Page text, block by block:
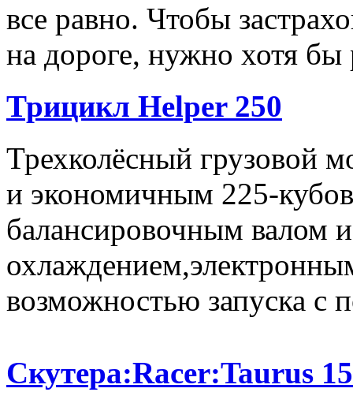
все равно. Чтобы
на дороге, нужно хотя бы
Трицикл Helper 250
Трехколёсный грузовой
и экономичным 225-
балансировочным валом
возможностью запуска с
Скутера:Racer:Taurus